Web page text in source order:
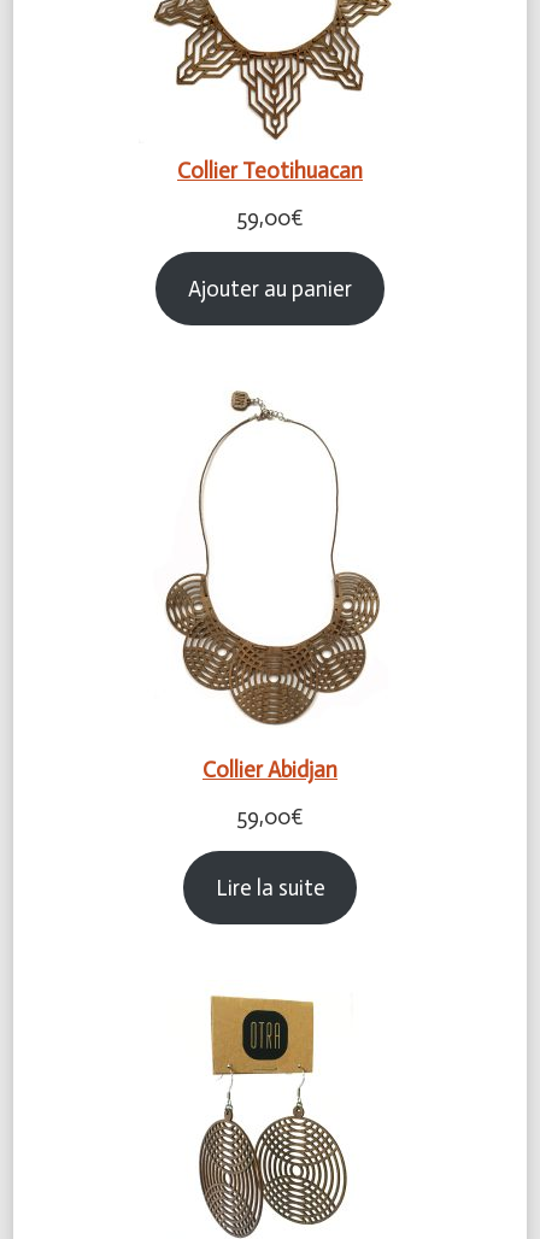
Collier Teotihuacan
59,00€
Ajouter au panier
Collier Abidjan
59,00€
Lire la suite